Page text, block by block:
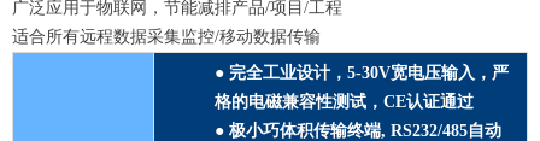
广泛应用于物联网，节能减排产品/项目/工程
适合所有远程数据采集监控/移动数据传输
● 完全工业设计，5-30V宽电压输入，严
格的电磁兼容性测试，CE认证通过
● 极小巧体积传输终端, RS232/485自动